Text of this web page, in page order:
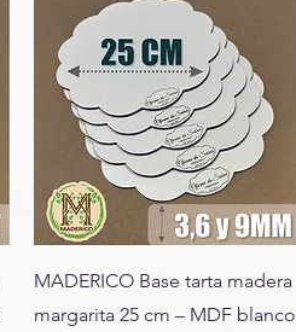
MADERICO Base tarta madera
margarita 25 cm – MDF blanco